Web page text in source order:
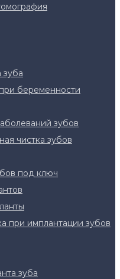
зуба
беременности
зубов
чистка зубов
под ключ
при имплантации зубов
зуба